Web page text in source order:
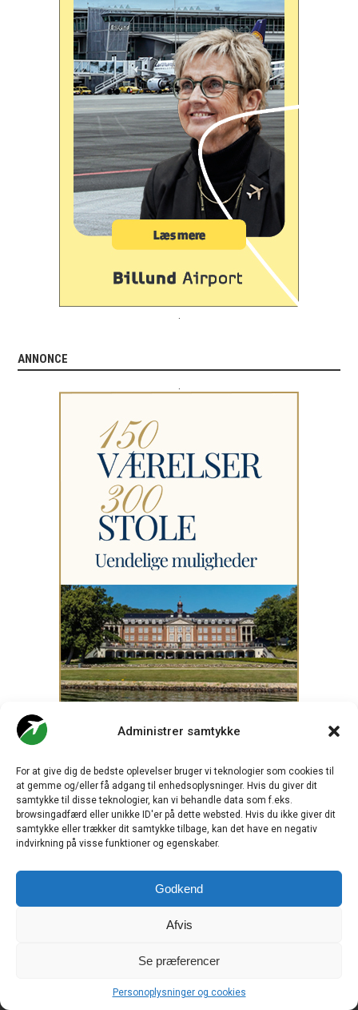
Administrer samtykke
For at give dig de bedste oplevelser bruger vi teknologier som cookies til
at gemme og/eller få adgang til enhedsoplysninger. Hvis du giver dit
samtykke til disse teknologier, kan vi behandle data som f.eks.
browsingadfærd eller unikke ID'er på dette websted. Hvis du ikke giver dit
samtykke eller trækker dit samtykke tilbage, kan det have en negativ
indvirkning på visse funktioner og egenskaber.
Godkend
Afvis
Se præferencer
Personoplysninger og cookies
ANNONCE
Ole Kirchert Christensen